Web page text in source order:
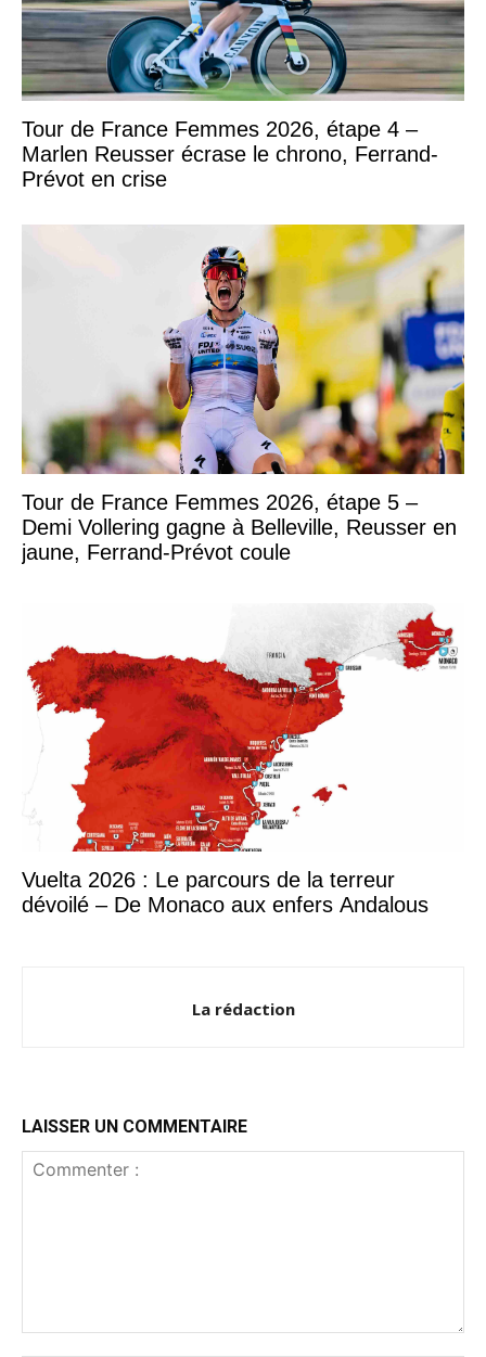
Tour de France Femmes 2026, étape 4 –
Marlen Reusser écrase le chrono, Ferrand-
Prévot en crise
Tour de France Femmes 2026, étape 5 –
Demi Vollering gagne à Belleville, Reusser en
jaune, Ferrand-Prévot coule
Vuelta 2026 : Le parcours de la terreur
dévoilé – De Monaco aux enfers Andalous
La rédaction
LAISSER UN COMMENTAIRE